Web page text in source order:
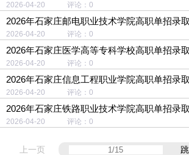
2026-04-20 评论：0
2026年石家庄邮电职业技术学院高职单招录
2026-04-20 评论：0
2026年石家庄医学高等专科学校高职单招录
2026-04-20 评论：0
2026年石家庄信息工程职业学院高职单招录
2026-04-20 评论：0
2026年石家庄铁路职业技术学院高职单招录
2026-04-20 评论：0
上一页